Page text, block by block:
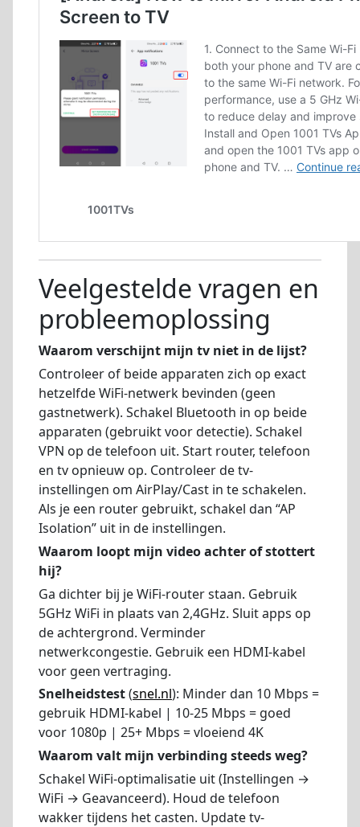
Veelgestelde vragen en
probleemoplossing
Waarom verschijnt mijn tv niet in de lijst?
Controleer of beide apparaten zich op exact
hetzelfde WiFi-netwerk bevinden (geen
gastnetwerk). Schakel Bluetooth in op beide
apparaten (gebruikt voor detectie). Schakel
VPN op de telefoon uit. Start router, telefoon
en tv opnieuw op. Controleer de tv-
instellingen om AirPlay/Cast in te schakelen.
Als je een router gebruikt, schakel dan “AP
Isolation” uit in de instellingen.
Waarom loopt mijn video achter of stottert
hij?
Ga dichter bij je WiFi-router staan. Gebruik
5GHz WiFi in plaats van 2,4GHz. Sluit apps op
de achtergrond. Verminder
netwerkcongestie. Gebruik een HDMI-kabel
voor geen vertraging.
Snelheidstest(snel.nl): Minder dan 10 Mbps =
gebruik HDMI-kabel | 10-25 Mbps = goed
voor 1080p | 25+ Mbps = vloeiend 4K
Waarom valt mijn verbinding steeds weg?
Schakel WiFi-optimalisatie uit (Instellingen →
WiFi → Geavanceerd). Houd de telefoon
wakker tijdens het casten. Update tv-